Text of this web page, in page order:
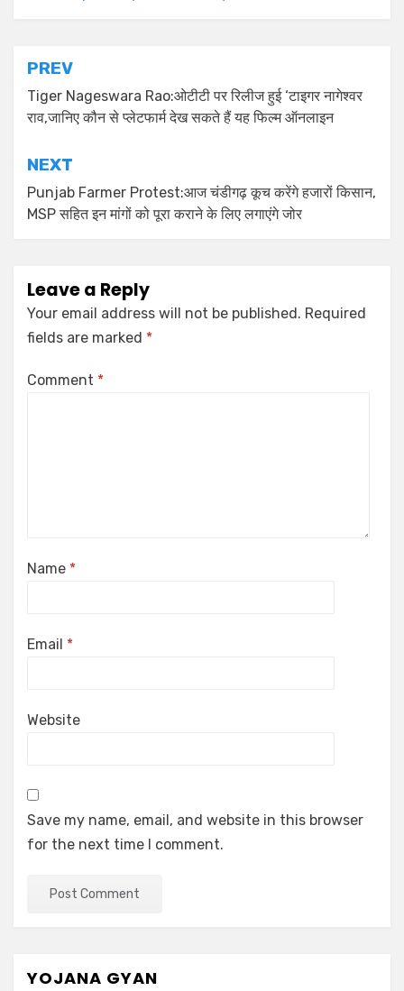
PREV
Tiger Nageswara Rao:ओटीटी पर रिलीज हुई ‘टाइगर नागेश्वर
राव,जानिए कौन से प्लेटफार्म देख सकते हैं यह फिल्म ऑनलाइन
NEXT
Punjab Farmer Protest:आज चंडीगढ़ कूच करेंगे हजारों किसान,
MSP सहित इन मांगों को पूरा कराने के लिए लगाएंगे जोर
Leave a Reply
Your email address will not be published. Required
fields are marked *
Comment *
Name *
Email *
Website
Save my name, email, and website in this browser
for the next time I comment.
YOJANA GYAN